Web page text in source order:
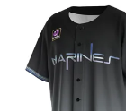
動画
日程・結果